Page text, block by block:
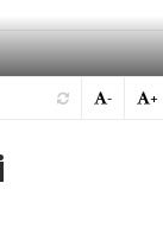
+
-